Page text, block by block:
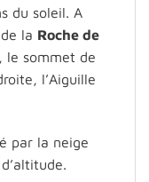
du soleil. A
la Roche de
le sommet de
l’Aiguille
par la neige